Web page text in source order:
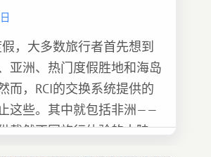
假，大多数旅行者首先想到
亚洲、热门度假胜地和海岛
而，RCI的交换系统提供的
这些。其中就包括非洲——
截然不同旅行体验的大陆。